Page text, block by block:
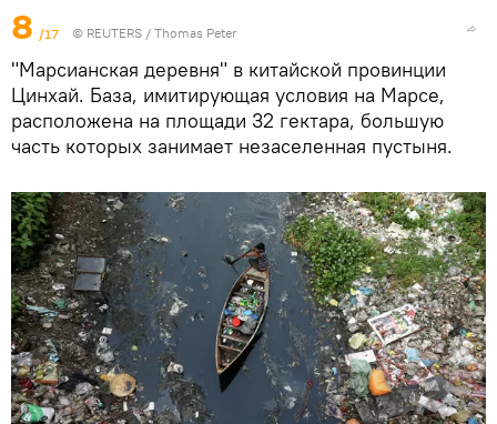
8 /17 © REUTERS / Thomas Peter
"Марсианская деревня" в китайской провинции
Цинхай. База, имитирующая условия на Марсе,
расположена на площади 32 гектара, большую
часть которых занимает незаселенная пустыня.